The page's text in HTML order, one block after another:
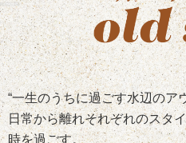
“一生のうちに過ごす水辺のア
日常から離れそれぞれのスタ
時を過ごす。